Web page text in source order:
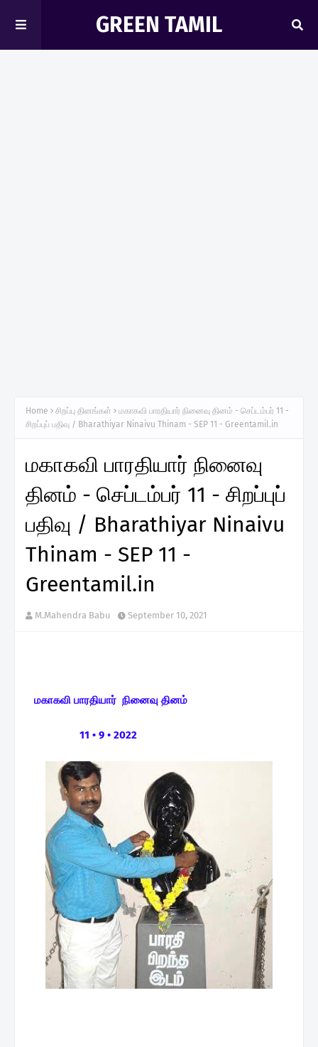
GREEN TAMIL
Home சிறப்பு தினங்கள்
மகாகவி பாரதியார் நினைவு தினம் - செப்டம்பர் 11 -
சிறப்புப் பதிவு / Bharathiyar Ninaivu Thinam - SEP 11 - Greentamil.in
மகாகவி பாரதியார் நினைவு
தினம் - செப்டம்பர் 11 - சிறப்புப்
பதிவு / Bharathiyar Ninaivu
Thinam - SEP 11 -
Greentamil.in
M.Mahendra Babu September 10, 2021
மகாகவி பாரதியார் நினைவு தினம்
11 • 9 • 2022